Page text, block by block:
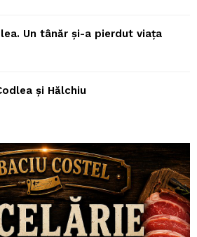
Un tânăr și-a pierdut viața
și Hălchiu